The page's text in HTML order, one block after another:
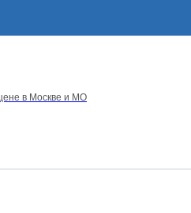
в Москве и МО